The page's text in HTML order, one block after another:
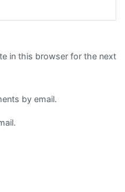
in this browser for the next
by email.